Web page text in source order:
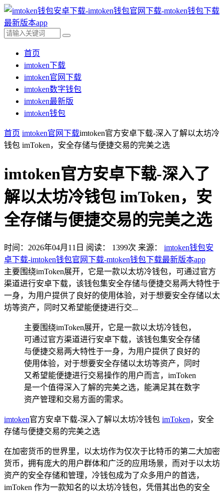
首页
imtoken下载
imtoken官网下载
imtoken数字钱包
imtoken最新版
imtoken钱包
首页 imtoken官网下载imtoken官方安卓下载-深入了解以太坊冷
钱包 imToken，安全存储与便捷交易的完美之选
imtoken官方安卓下载-深入了
解以太坊冷钱包 imToken，安
全存储与便捷交易的完美之选
时间：2026年04月11日 阅读： 1399次 来源： imtoken钱包安
卓下载-imtoken钱包官网下载-mtoken钱包下载最新版本app
主要围绕imToken展开，它是一款以太坊冷钱包，可通过官方
渠道进行安卓下载，该钱包集安全存储与便捷交易两大特性于
一身，为用户提供了良好的使用体验，对于想要安全存储以太
坊等资产，同时又希望能便捷进行交...
主要围绕imToken展开，它是一款以太坊冷钱包，
可通过官方渠道进行安卓下载，该钱包集安全存储
与便捷交易两大特性于一身，为用户提供了良好的
使用体验，对于想要安全存储以太坊等资产，同时
又希望能便捷进行交易操作的用户而言，imToken
是一个值得深入了解的完美之选，能满足其在数字
资产管理和交易方面的需求。
imtoken官方安卓下载-深入了解以太坊冷钱包 imToken，安全
存储与便捷交易的完美之选
在加密货币的世界里，以太坊作为仅次于比特币的第二大加密
货币，拥有庞大的用户群体和广泛的应用场景，而对于以太坊
资产的安全存储和管理，冷钱包成为了众多用户的首选，
imToken 作为一款知名的以太坊冷钱包，凭借其出色的安全